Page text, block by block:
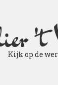
't
Kijk op de